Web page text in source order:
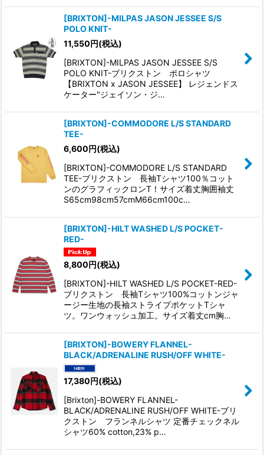
[BRIXTON]-MILPAS JASON JESSEE S/S
POLO KNIT-
11,550円(税込)
[BRIXTON]-MILPAS JASON JESSEE S/S
POLO KNIT-ブリクストン ポロシャツ
【BRIXTON x JASON JESSEE】 レジェンドス
ケーター"ジェイソン・ジ…
[BRIXTON]-COMMODORE L/S STANDARD
TEE-
6,600円(税込)
[BRIXTON]-COMMODORE L/S STANDARD
TEE-ブリクストン 長袖Tシャツ100％コット
ンのグラフィックロンT！サイズ着丈胸囲袖丈
S65cm98cm57cmM66cm100c…
[BRIXTON]-HILT WASHED L/S POCKET-
RED-
8,800円(税込)
[BRIXTON]-HILT WASHED L/S POCKET-RED-
ブリクストン 長袖Tシャツ100%コットンジャ
ージー生地の長袖ストライプポケットTシャ
ツ。ワンウォッシュ加工。サイズ着丈cm胸…
[BRIXTON]-BOWERY FLANNEL-
BLACK/ADRENALINE RUSH/OFF WHITE-
17,380円(税込)
[Brixton]-BOWERY FLANNEL-
BLACK/ADRENALINE RUSH/OFF WHITE-ブリ
クストン フランネルシャツ 定番チェックネル
シャツ60% cotton,23% p…